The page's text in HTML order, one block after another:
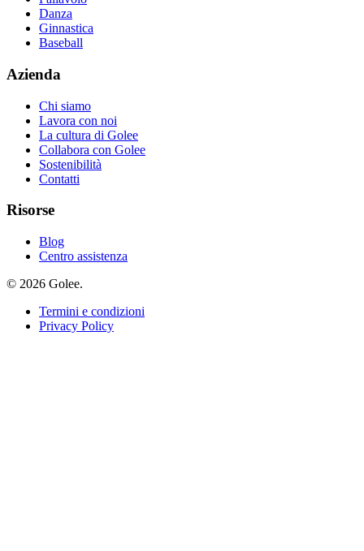
Danza
Ginnastica
Baseball
Azienda
Chi siamo
Lavora con noi
La cultura di Golee
Collabora con Golee
Sostenibilità
Contatti
Risorse
Blog
Centro assistenza
© 2026 Golee.
Termini e condizioni
Privacy Policy